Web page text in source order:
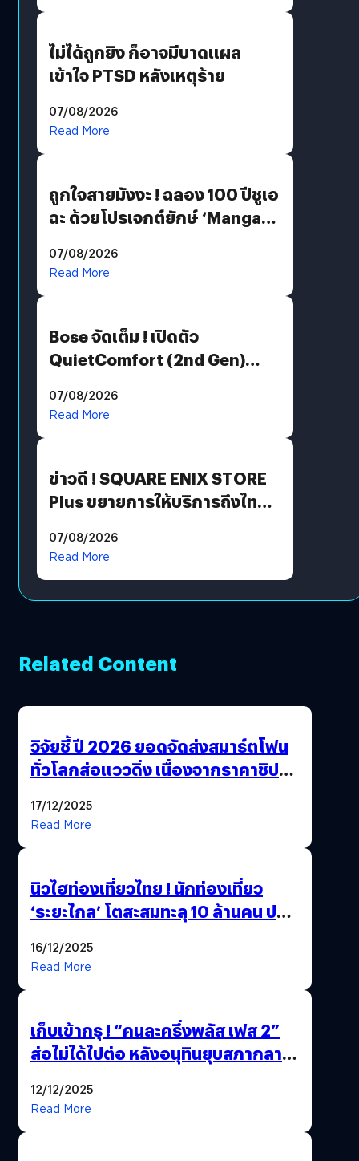
ไม่ได้ถูกยิง ก็อาจมีบาดแผล
เข้าใจ PTSD หลังเหตุร้าย
07/08/2026
Read More
ถูกใจสายมังงะ ! ฉลอง 100 ปีชูเอ
ฉะ ด้วยโปรเจกต์ยักษ์ ‘Manga
มีภาษาไทยด้วย
07/08/2026
Read More
Bose จัดเต็ม ! เปิดตัว
QuietComfort (2nd Gen)
07/08/2026
Read More
ข่าวดี ! SQUARE ENIX STORE
Plus ขยายการให้บริการถึงไทย
โดยตรง
07/08/2026
Read More
Related Content
วิจัยชี้ ปี 2026 ยอดจัดส่งสมาร์ตโฟน
ทั่วโลกส่อแววดิ่ง เนื่องจากราคาชิป
17/12/2025
Read More
นิวไฮท่องเที่ยวไทย ! นักท่องเที่ยว
‘ระยะไกล’ โตสะสมทะลุ 10 ล้านคน ปลุก
11.66 ล้านคน
16/12/2025
Read More
เก็บเข้ากรุ ! “คนละครึ่งพลัส เฟส 2”
ส่อไม่ได้ไปต่อ หลังอนุทินยุบสภากลาย
15 ธ.ค. นี้
12/12/2025
Read More